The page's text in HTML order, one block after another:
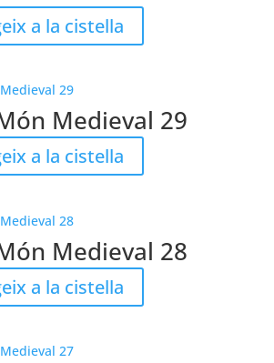
a la cistella
Medieval 29
a la cistella
Medieval 28
a la cistella